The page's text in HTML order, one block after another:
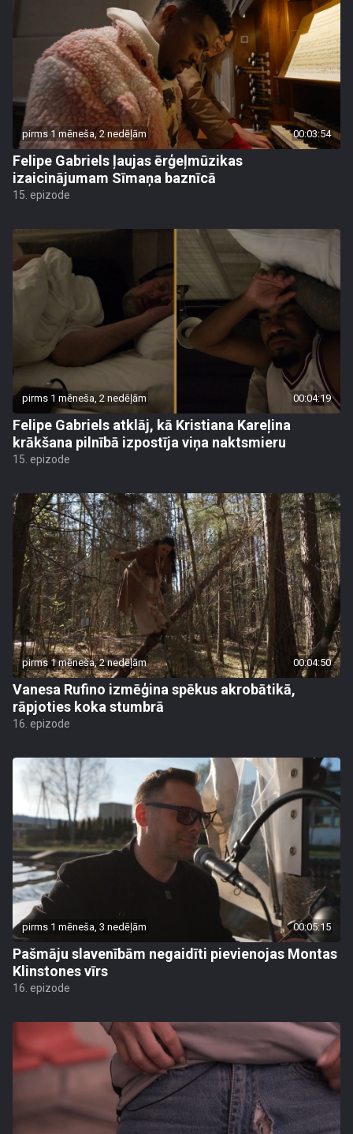
pirms 1 mēneša, 2 nedēļām 00:03:54
Felipe Gabriels ļaujas ērģeļmūzikas
izaicinājumam Sīmaņa baznīcā
15. epizode
pirms 1 mēneša, 2 nedēļām 00:04:19
Felipe Gabriels atklāj, kā Kristiana Kareļina
krākšana pilnībā izpostīja viņa naktsmieru
15. epizode
pirms 1 mēneša, 2 nedēļām 00:04:50
Vanesa Rufino izmēģina spēkus akrobātikā,
rāpjoties koka stumbrā
16. epizode
pirms 1 mēneša, 3 nedēļām 00:05:15
Pašmāju slavenībām negaidīti pievienojas Montas
Klinstones vīrs
16. epizode